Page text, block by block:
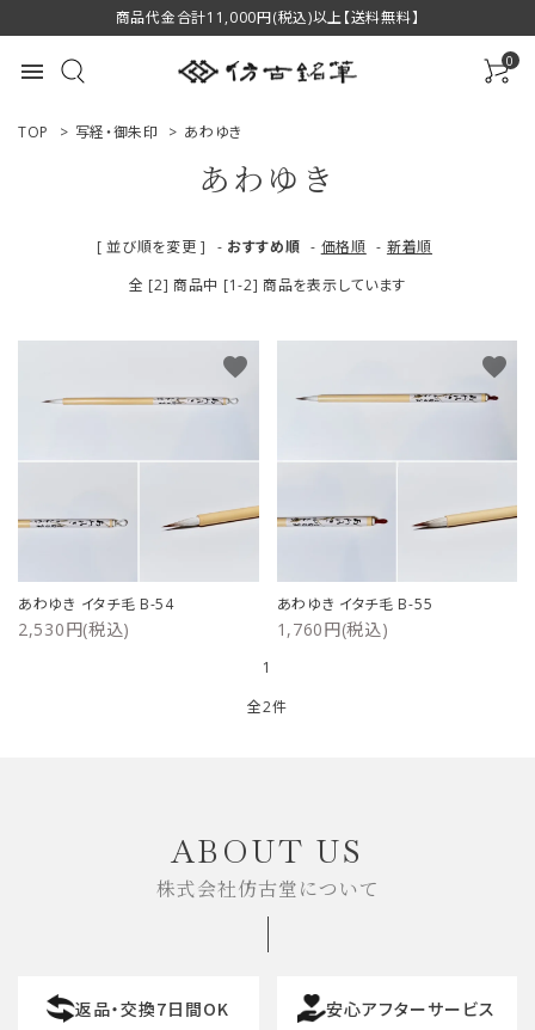
商品代金合計11,000円(税込)以上【送料無料】
menu 0
ACCOUNT MENU
プライバシーポリシー
TOP > 写経・御朱印 > あわゆき
あわゆき
[ 並び順を変更 ] - おすすめ順 - 価格順 - 新着順
全 [2] 商品中 [1-2] 商品を表示しています
あわゆき イタチ毛 B-54
2,530円(税込)
favorite
あわゆき イタチ毛 B-55
1,760円(税込)
favorite
1
全2件
ABOUT US
株式会社仿古堂について
返品・交換7日間OK 安心アフターサービス